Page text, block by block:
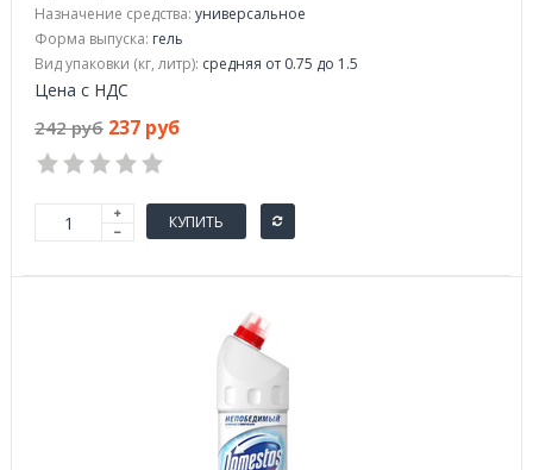
Назначение средства: универсальное
Форма выпуска: гель
Вид упаковки (кг, литр): средняя от 0.75 до 1.5
Цена с НДС
242 руб 237 руб
КУПИТЬ